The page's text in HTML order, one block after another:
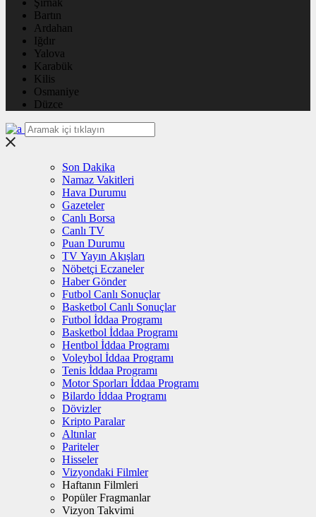
Şırnak
Bartın
Ardahan
Iğdır
Yalova
Karabük
Kilis
Osmaniye
Düzce
Son Dakika
Namaz Vakitleri
Hava Durumu
Gazeteler
Canlı Borsa
Canlı TV
Puan Durumu
TV Yayın Akışları
Nöbetçi Eczaneler
Haber Gönder
Futbol Canlı Sonuçlar
Basketbol Canlı Sonuçlar
Futbol İddaa Programı
Basketbol İddaa Programı
Hentbol İddaa Programı
Voleybol İddaa Programı
Tenis İddaa Programı
Motor Sporları İddaa Programı
Bilardo İddaa Programı
Dövizler
Kripto Paralar
Altınlar
Pariteler
Hisseler
Vizyondaki Filmler
Haftanın Filmleri
Popüler Fragmanlar
Vizyon Takvimi